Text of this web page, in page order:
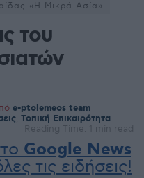
«Η Μικρά Ασία»
του
e-ptolemeos team
Τοπική Επικαιρότητα
Reading Time: 1 min read
Google News
τις ειδήσεις!